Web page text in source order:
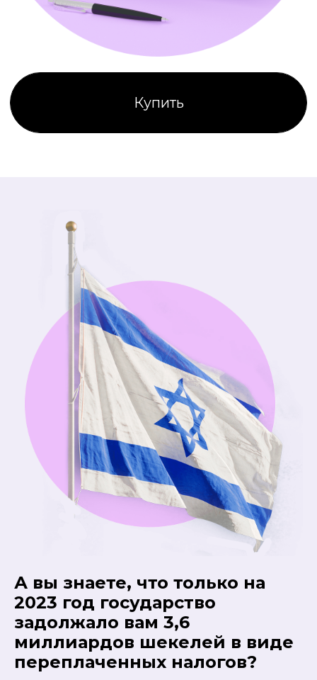
А вы знаете, что только на
2023 год государство
задолжало вам 3,6
миллиардов шекелей в виде
переплаченных налогов? ​